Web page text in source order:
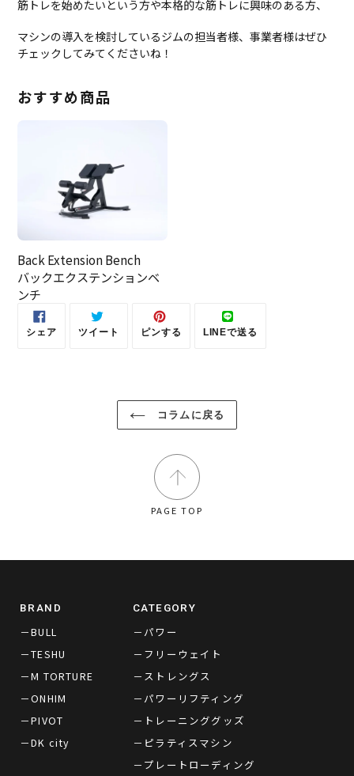
筋トレを始めたいという方や本格的な筋トレに興味のある方、
マシンの導入を検討しているジムの担当者様、事業者様はぜひ
チェックしてみてくださいね！
おすすめ商品
Back Extension Bench
バックエクステンションベ
ンチ
シェア
ツイート
ピンする
LINEで送る
コラムに戻る
PAGE TOP
BRAND
－BULL
－TESHU
－M TORTURE
－ONHIM
－PIVOT
－DK city
CATEGORY
－パワー
－フリーウェイト
－ストレングス
－パワーリフティング
－トレーニンググッズ
－ピラティスマシン
－プレートローディング